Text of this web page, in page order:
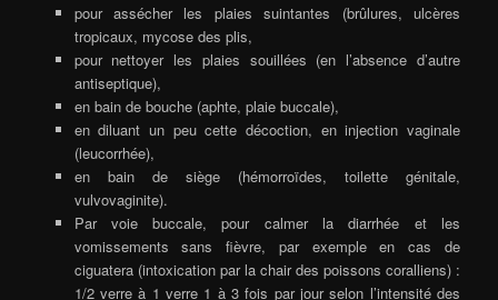
pour assécher les plaies suintantes (brûlures, ulcères
tropicaux, mycose des plis,
pour nettoyer les plaies souillées (en l’absence d’autre
antiseptique),
en bain de bouche (aphte, plaie buccale),
en diluant un peu cette décoction, en injection vaginale
(leucorrhée),
en bain de siège (hémorroïdes, toilette génitale,
vulvovaginite).
Par voie buccale, pour calmer la diarrhée et les
vomissements sans fièvre, par exemple en cas de
ciguatera (intoxication par la chair des poissons coralliens) :
1/2 verre à 1 verre 1 à 3 fois par jour selon l’intensité des